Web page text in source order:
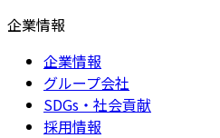
企業情報
企業情報
グループ会社
SDGs・社会貢献
採用情報